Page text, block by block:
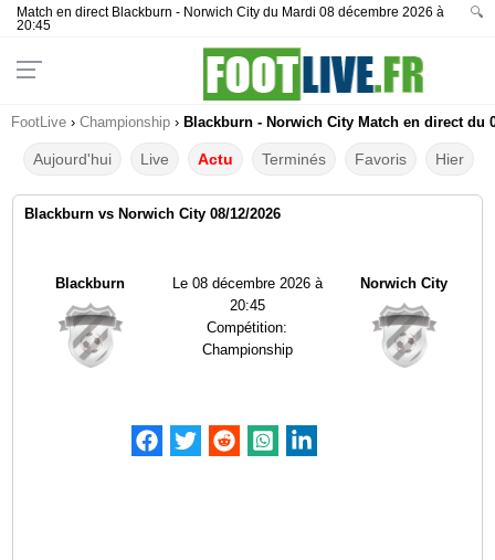
Match en direct Blackburn - Norwich City du Mardi 08 décembre 2026 à
20:45
🔍
FootLive › Championship › Blackburn - Norwich City Match en direct du
Aujourd'hui Live Actu Terminés Favoris Hier
Blackburn vs Norwich City 08/12/2026
Blackburn Le 08 décembre 2026 à
20:45
Compétition:
Championship
Norwich City